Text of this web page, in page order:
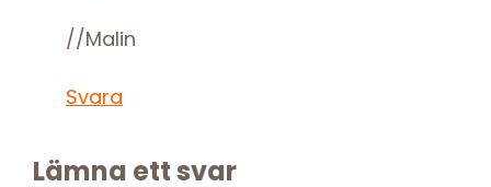
//Malin
Svara
Lämna ett svar